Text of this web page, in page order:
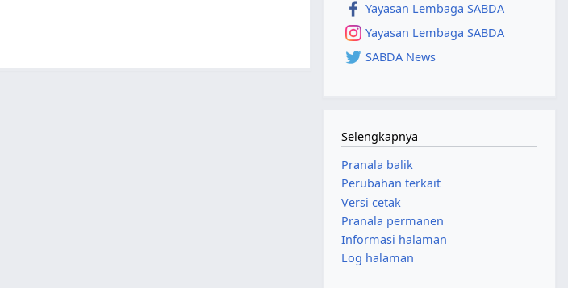
Yayasan Lembaga SABDA
Yayasan Lembaga SABDA
SABDA News
Selengkapnya
Pranala balik
Perubahan terkait
Versi cetak
Pranala permanen
Informasi halaman
Log halaman